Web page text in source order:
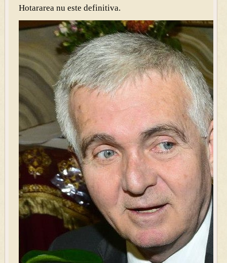
Hotararea nu este definitiva.